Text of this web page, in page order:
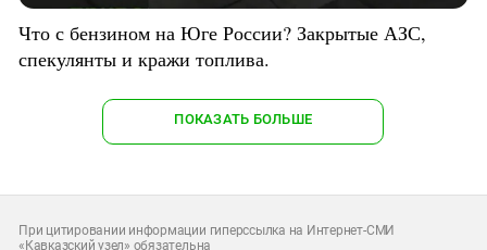
Что с бензином на Юге России? Закрытые АЗС,
спекулянты и кражи топлива.
ПОКАЗАТЬ БОЛЬШЕ
При цитировании информации гиперссылка на Интернет-СМИ
«Кавказский узел» обязательна